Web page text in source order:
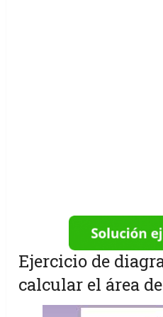
Ejercicio de
calcular el área